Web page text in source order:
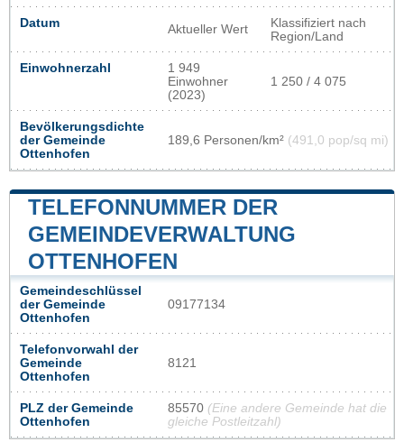
Datum Aktueller Wert
Klassifiziert nach
Region/Land
Einwohnerzahl
1 949
Einwohner
(2023)
1 250 / 4 075
Bevölkerungsdichte
der Gemeinde
Ottenhofen
189,6 Personen/km² (491,0 pop/sq mi)
TELEFONNUMMER DER
GEMEINDEVERWALTUNG
OTTENHOFEN
Gemeindeschlüssel
der Gemeinde
Ottenhofen
09177134
Telefonvorwahl der
Gemeinde
Ottenhofen
8121
PLZ der Gemeinde
Ottenhofen
85570 (Eine andere Gemeinde hat die
gleiche Postleitzahl)